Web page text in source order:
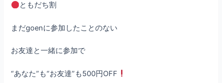
ともだち割
まだgoenに参加したことのない
お友達と一緒に参加で
“あなた”も“お友達”も500円OFF